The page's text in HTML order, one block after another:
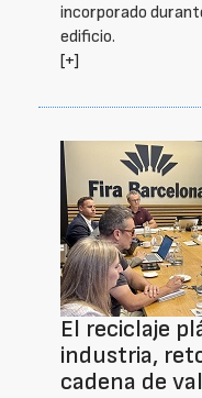
incorporado
edificio.
[+]
El reciclaje
industria,
cadena de